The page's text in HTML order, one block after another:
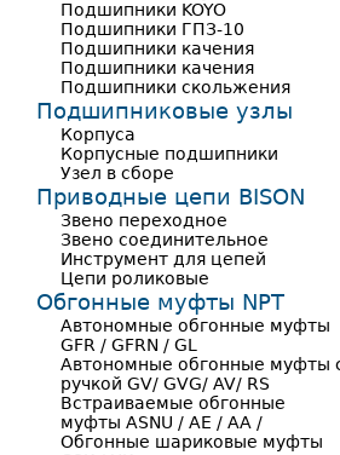
Подшипники KOYO
Подшипники ГПЗ-10
Подшипники качения
Подшипники качения
Подшипники скольжения
Подшипниковые узлы
Корпуса
Корпусные подшипники
Узел в сборе
Приводные цепи BISON
Звено переходное
Звено соединительное
Инструмент для цепей
Цепи роликовые
Обгонные муфты NPT
Автономные обгонные муфты
GFR / GFRN / GL
Автономные обгонные муфты
ручкой GV/ GVG/ AV/ RS
Встраиваемые обгонные
муфты ASNU / AE / AA /
Обгонные шариковые муфты